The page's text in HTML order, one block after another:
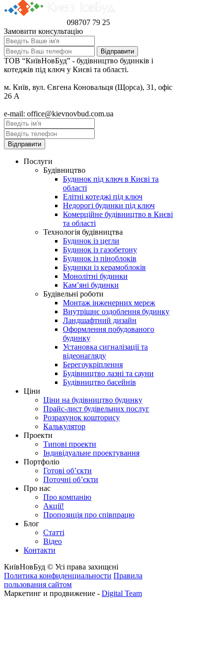
098707 79 25
Замовити консультацію
ТОВ “КиївНовБуд” - будівництво будинків і
котеджів під ключ у Києві та області.
м. Київ, вул. Євгена Коновальця (Щорса), 31, офіс
26 А
e-mail: office@kievnovbud.com.ua
Послуги
Будівництво
Будинок під ключ в Києві та
області
Елітні котеджі під ключ
Недорогі будинки під ключ
Комерційне будівництво в Києві
та області
Технологія будівництва
Будинок із цегли
Будинок із газобетону
Будинок із піноблоків
Будинки із керамоблоків
Монолітні будинки
Кам’яні будинки
Будівельні роботи
Монтаж інженерних мереж
Внутрішнє оздоблення будинку
Ландшафтний дизайн
Оформлення побудованого
будинку
Установка сигналізації та
відеонагляду
Берегоукріплення
Будівництво лазні та сауни
Будівництво басейнів
Ціни
Ціни на будівництво будинку
Прайс-лист будівельних послуг
Розрахунок кошторису
Калькулятор
Проекти
Типові проекти
Індивідуальне проектування
Портфоліо
Готові об’єкти
Поточні об’єкти
Про нас
Про компанію
Акції!
Пропозиція про співпрацю
Блог
Статті
Відео
Контакти
КиївНовБуд © Усі права захищєні
Политика конфиденциальности Правила
пользования сайтом
Маркетинг и продвижение - Digital Team